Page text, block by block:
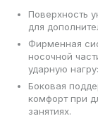
Поверхность
для
Фирменная
носочной
ударную
Боковая
комфорт при
занятиях.